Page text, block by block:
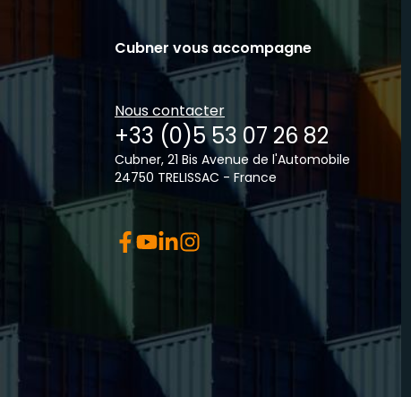
Cubner vous accompagne
Nous contacter
+33 (0)5 53 07 26 82
Cubner, 21 Bis Avenue de l'Automobile
24750 TRELISSAC - France